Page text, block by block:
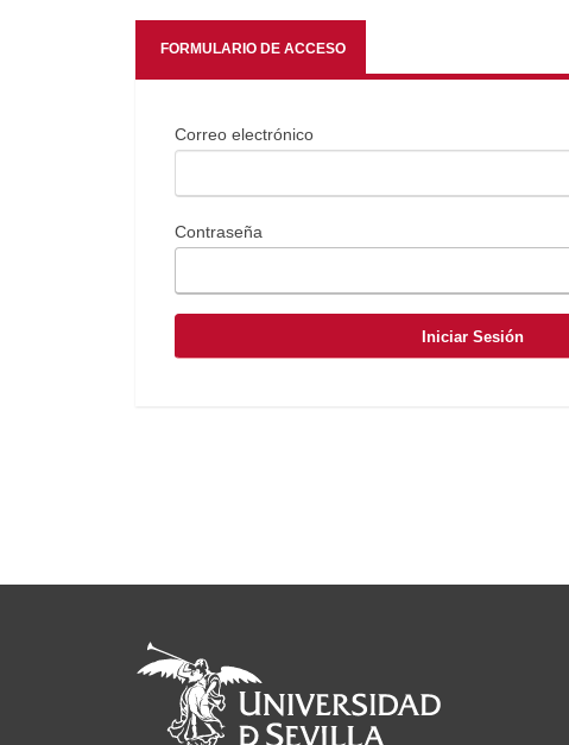
FORMULARIO DE ACCESO
Correo electrónico
Contraseña
Iniciar Sesión